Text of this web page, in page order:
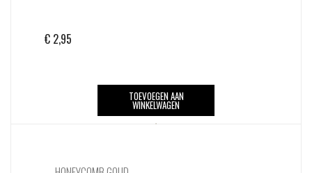
€ 2,95
TOEVOEGEN AAN
WINKELWAGEN